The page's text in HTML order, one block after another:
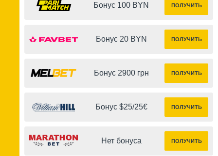
Бонус 100 BYN ПОЛУЧИТЬ
Бонус 20 BYN ПОЛУЧИТЬ
Бонус 2900 грн ПОЛУЧИТЬ
Бонус $25/25€ ПОЛУЧИТЬ
Нет бонуса ПОЛУЧИТЬ